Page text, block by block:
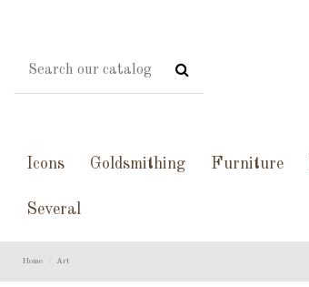
Icons Goldsmithing Furniture
Several
Home Art